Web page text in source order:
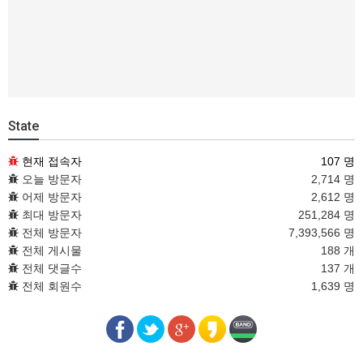
State
현재 접속자
107 명
오늘 방문자
2,714 명
어제 방문자
2,612 명
최대 방문자
251,284 명
전체 방문자
7,393,566 명
전체 게시물
188 개
전체 댓글수
137 개
전체 회원수
1,639 명